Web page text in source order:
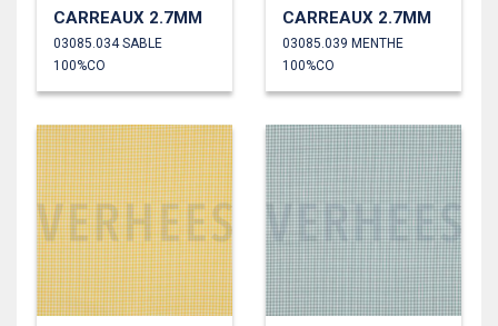
CARREAUX 2.7MM
03085.034 SABLE
100%CO
CARREAUX 2.7MM
03085.039 MENTHE
100%CO